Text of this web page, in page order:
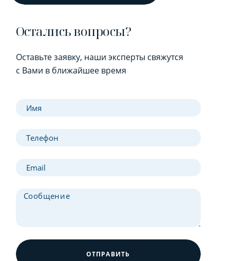
Остались вопросы?
Оставьте заявку, наши эксперты свяжутся
с Вами в ближайшее время
ОТПРАВИТЬ